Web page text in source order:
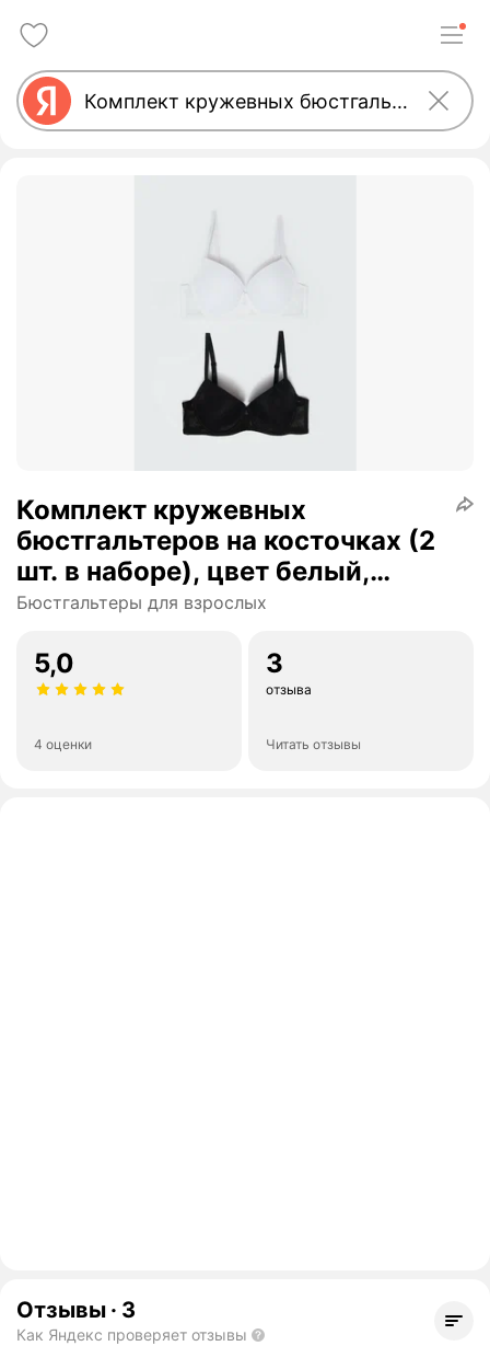
Комплект кружевных
бюстгальтеров на косточках (2
шт. в наборе), цвет белый,
черный, размер 80B
Бюстгальтеры для взрослых
5,0
4 оценки
3
отзыва
Читать отзывы
Отзывы · 3
Как Яндекс проверяет отзывы